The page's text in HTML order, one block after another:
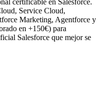
Service Cloud,
Marketing, Agentforce y
en +150€) para
Salesforce que mejor se